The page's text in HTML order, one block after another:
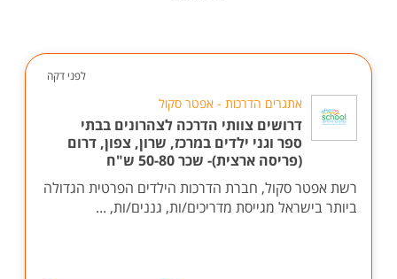
לפני דקה
אתגרים הדרכות - אפטר סקול
דרושים צוותי הדרכה לצהרונים בבתי
ספר וגני ילדים במרכז, שרון, צפון, דרום
(פריסה ארצית)- שכר 50-80 ש"ח
רשת אפטר סקול, חברת הדרכות הילדים הפרטית הגדולה
ביותר בישראל מגייסת מדריכים/ות, גננים/ות, ...